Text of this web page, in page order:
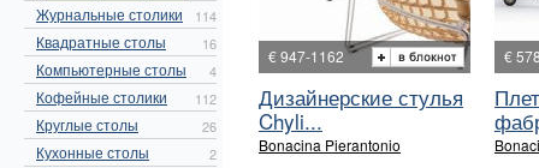
Журнальные столики 114
Квадратные столы 16
Компьютерные столы 4
Кофейные столики 112
Круглые столы 26
Кухонные столы 2
€ 947-1162
Дизайнерские стулья
Chyli...
Bonacina Pierantonio
€